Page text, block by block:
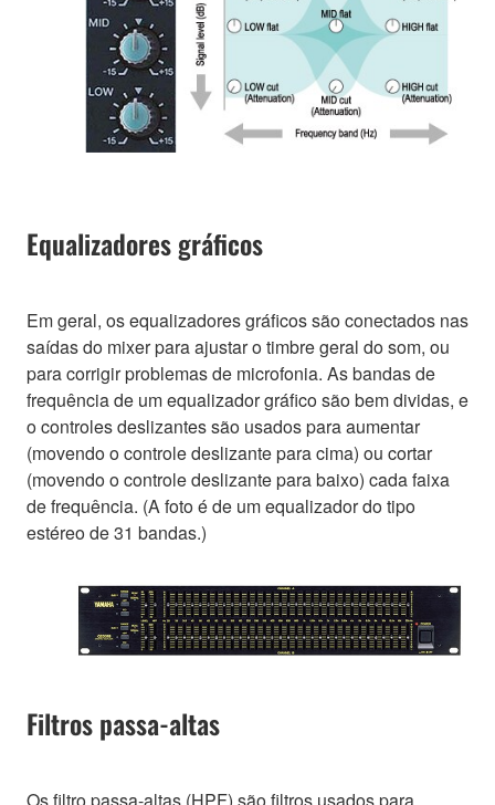
Equalizadores gráficos
Em geral, os equalizadores gráficos são conectados nas
saídas do mixer para ajustar o timbre geral do som, ou
para corrigir problemas de microfonia. As bandas de
frequência de um equalizador gráfico são bem dividas, e
o controles deslizantes são usados para aumentar
(movendo o controle deslizante para cima) ou cortar
(movendo o controle deslizante para baixo) cada faixa
de frequência. (A foto é de um equalizador do tipo
estéreo de 31 bandas.)
Filtros passa-altas